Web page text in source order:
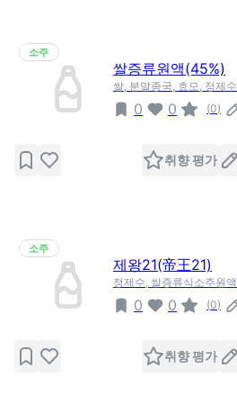
소주
쌀증류원액(45%)
쌀, 분말종국, 효모, 정제수
0 0 (0)
취향 평가
소주
제왕21(帝王21)
정제수, 쌀증류식소주원액
0 0 (0)
취향 평가